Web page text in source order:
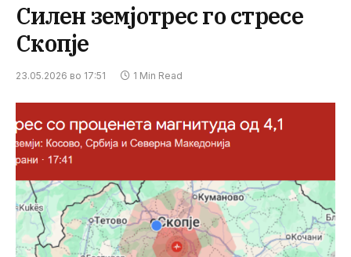
Силен земјотрес го стресе
Скопје
23.05.2026 во 17:51 1 Min Read